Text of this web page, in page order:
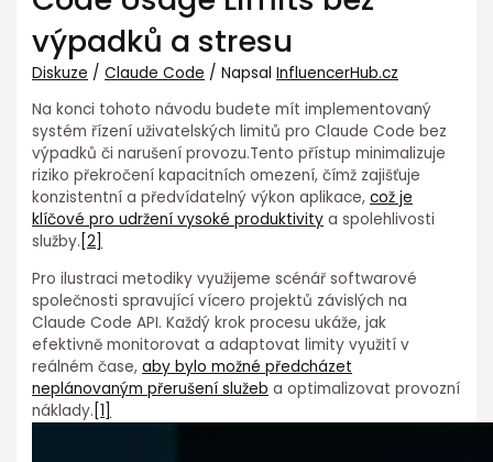
výpadků a stresu
Diskuze /Claude Code / NapsalInfluencerHub.cz
Na konci tohoto návodu budete mít implementovaný
systém řízení uživatelských limitů pro Claude Code bez
výpadků či narušení provozu.Tento přístup minimalizuje
riziko⁤ překročení kapacitních omezení, čímž zajišťuje
konzistentní a předvídatelný výkon⁣ aplikace,což je
klíčové pro udržení vysoké produktivity a spolehlivosti
služby. [2]
Pro ilustraci metodiky využijeme scénář softwarové
společnosti spravující vícero projektů závislých na
Claude Code API. Každý krok procesu ukáže, jak
efektivně monitorovat a adaptovat limity využití v
reálném čase,aby bylo možné předcházet
neplánovaným přerušení služeb a optimalizovat provozní
náklady. [1]